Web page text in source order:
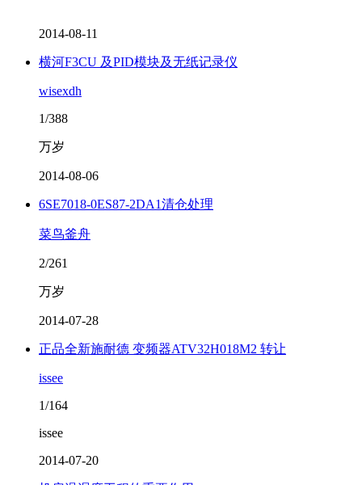
2014-08-11
横河F3CU 及PID模块及无纸记录仪
wisexdh
1/388
万岁
2014-08-06
6SE7018-0ES87-2DA1清仓处理
菜鸟釜舟
2/261
万岁
2014-07-28
正品全新施耐德 变频器ATV32H018M2 转让
issee
1/164
issee
2014-07-20